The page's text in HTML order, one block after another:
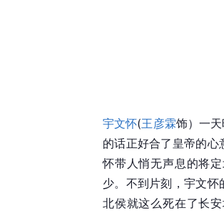
宇文怀(王彦霖饰）一
的话正好合了皇帝的
怀带人悄无声息的将
少。不到片刻，宇文
北侯就这么死在了长